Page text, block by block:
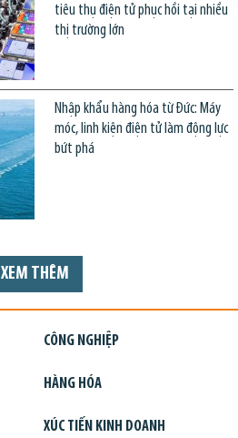
tiêu thụ điện tử phục hồi tại nhiều
thị trường lớn
Nhập khẩu hàng hóa từ Đức: Máy
móc, linh kiện điện tử làm động lực
bứt phá
XEM THÊM
CÔNG NGHIỆP
HÀNG HÓA
XÚC TIẾN KINH DOANH